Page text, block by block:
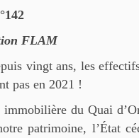
FLAM
vingt ans, les
pas en 2021 !
du Quai
patrimoine, l’État